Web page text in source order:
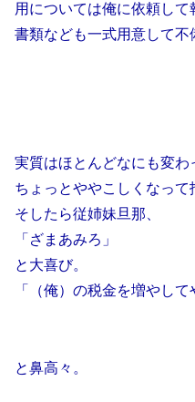
用については俺に依頼して
書類なども一式用意して不
実質はほとんどなにも変
ちょっとややこしくなって
そしたら従姉妹旦那、
「ざまあみろ」
と大喜び。
「（俺）の税金を増やして
と鼻高々。